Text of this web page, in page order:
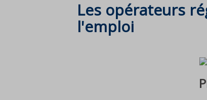
Les opérateurs
l'emploi